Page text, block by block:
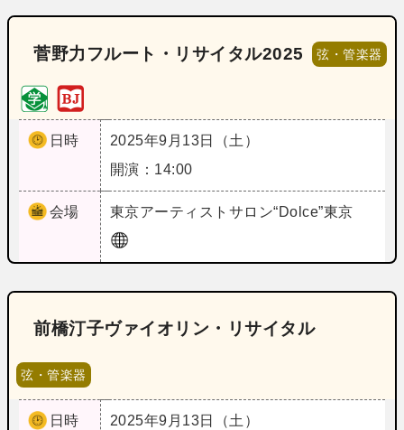
菅野力フルート・リサイタル2025 弦・管楽器
日時
2025年9月13日（土）
開演：14:00
会場 東京アーティストサロン“Dolce”東京
前橋汀子ヴァイオリン・リサイタル
弦・管楽器
日時
2025年9月13日（土）